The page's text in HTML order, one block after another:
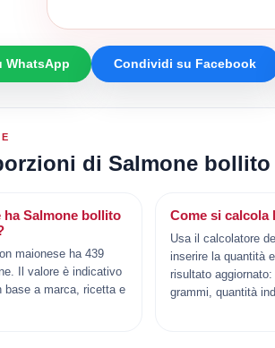
WhatsApp Condividi su Facebook
di Salmone
ha Salmone bollito
maionese ha 439
Il valore è indicativo
base a marca, ricetta e
Come si calcola
Usa il calcolatore
inserire la quantità
risultato
grammi, quantità